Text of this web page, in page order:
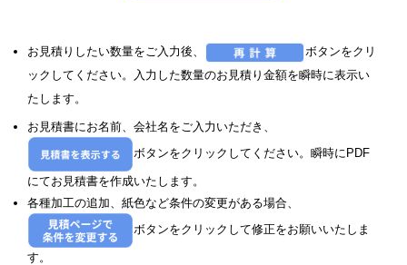
お見積りしたい数量をご入力後、
ボタンをクリ
ックしてください。入力した数量のお見積り金額を瞬時に表示い
たします。
お見積書にお名前、会社名をご入力いただき、
ボタンをクリックしてください。瞬時にPDF
にてお見積書を作成いたします。
各種加工の追加、紙色など条件の変更がある場合、
ボタンをクリックして修正をお願いいたしま
す。